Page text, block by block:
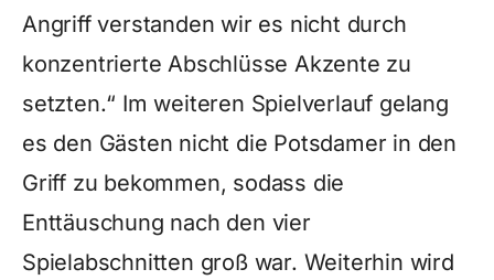
Angriff verstanden wir es nicht durch
konzentrierte Abschlüsse Akzente zu
setzten.“ Im weiteren Spielverlauf gelang
es den Gästen nicht die Potsdamer in den
Griff zu bekommen, sodass die
Enttäuschung nach den vier
Spielabschnitten groß war. Weiterhin wird